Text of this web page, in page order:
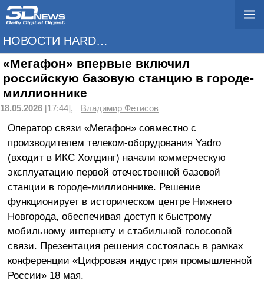
НОВОСТИ HARDWARE
«Мегафон» впервые включил
российскую базовую станцию в городе-
миллионнике
18.05.2026 [17:44], Владимир Фетисов
Оператор связи «Мегафон» совместно с
производителем телеком-оборудования Yadro
(входит в ИКС Холдинг) начали коммерческую
эксплуатацию первой отечественной базовой
станции в городе-миллионнике. Решение
функционирует в историческом центре Нижнего
Новгорода, обеспечивая доступ к быстрому
мобильному интернету и стабильной голосовой
связи. Презентация решения состоялась в рамках
конференции «Цифровая индустрия промышленной
России» 18 мая.